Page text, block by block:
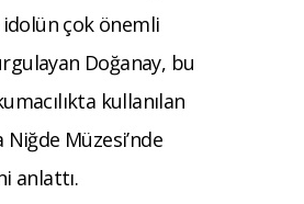
idolün çok önemli
Doğanay, bu
kullanılan
Niğde Müzesi’nde
anlattı.